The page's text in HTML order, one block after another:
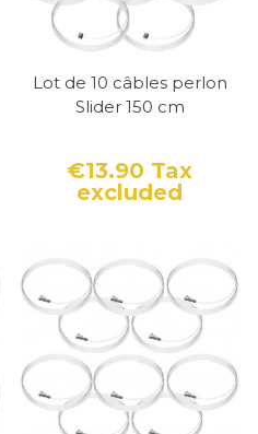
Lot de 10 câbles perlon
Slider 150 cm
Price
€13.90 Tax
excluded